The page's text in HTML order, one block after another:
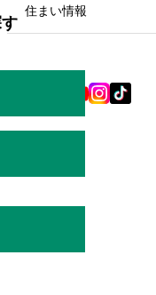
住まい情報